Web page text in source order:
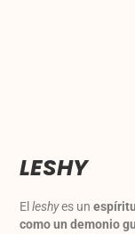
LESHY
Elleshyes un
como un demonio